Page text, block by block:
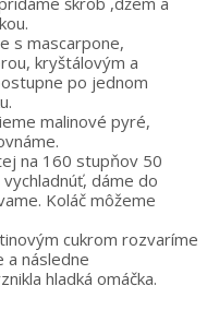
s mascarpone,
kryštálovým a
po jednom
malinové pyré,
na 160 stupňov 50
dáme do
Koláč môžeme
cukrom rozvaríme
a následne
hladká omáčka.